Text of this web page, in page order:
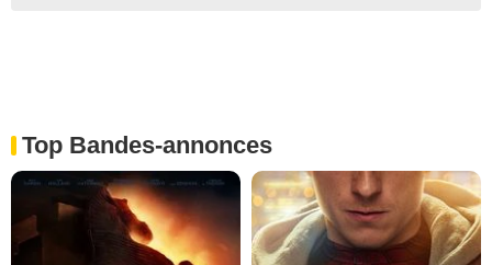
Top Bandes-annonces